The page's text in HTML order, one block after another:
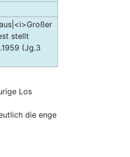
stellt
(Jg.3
Los
die enge